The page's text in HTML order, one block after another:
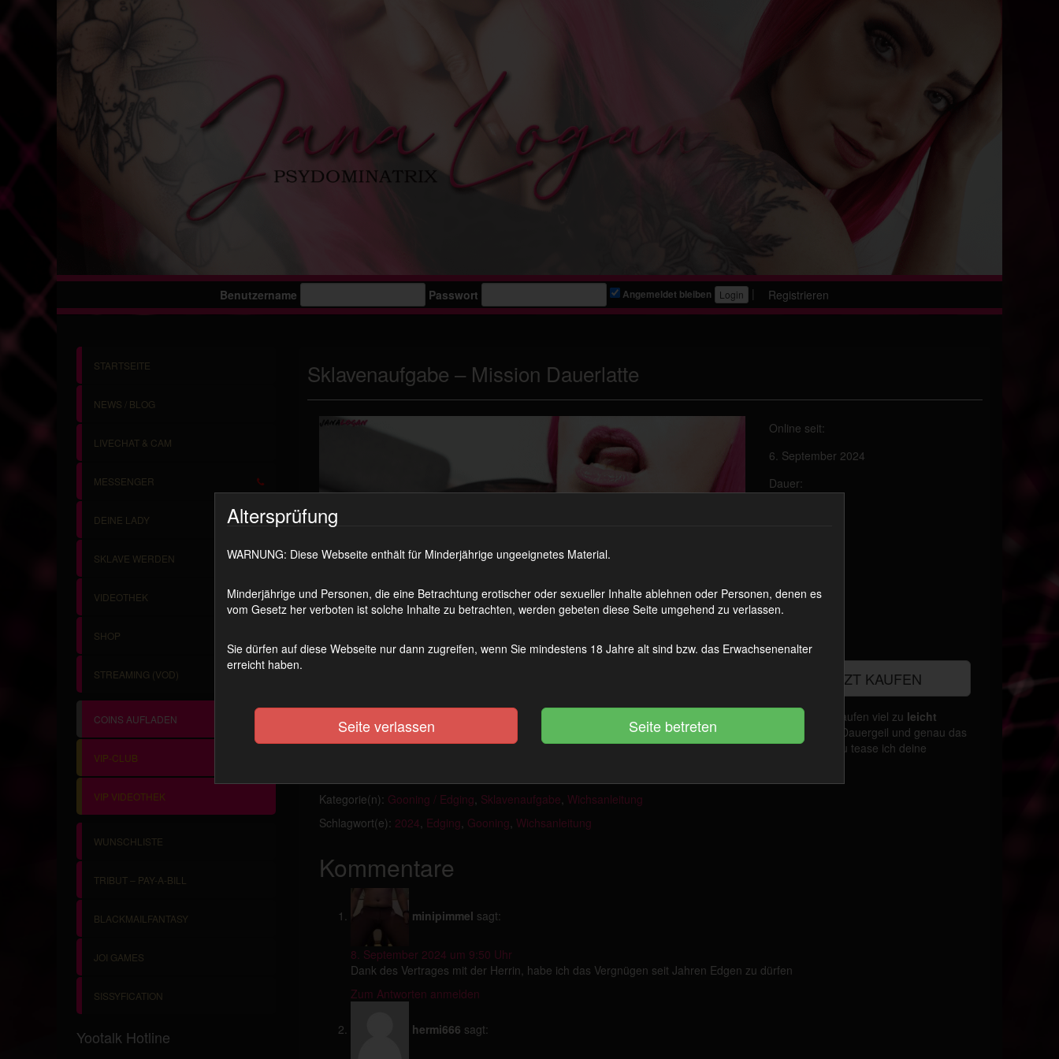
Benutzername Passwort Angemeldet bleiben | Registrieren
STARTSEITE
NEWS / BLOG
LIVECHAT & CAM
MESSENGER
DEINE LADY
SKLAVE WERDEN
VIDEOTHEK
SHOP
STREAMING (VOD)
COINS AUFLADEN
VIP-CLUB
VIP VIDEOTHEK
WUNSCHLISTE
TRIBUT – PAY-A-BILL
BLACKMAILFANTASY
JOI GAMES
SISSYFICATION
Yootalk Hotline
Sklavenaufgabe – Mission Dauerlatte
Online seit:
6. September 2024
Dauer:
Cashback Ø:
JETZT KAUFEN
? Not-geil? Kein Wunder, die Temperaturen sind heiß und die Ladies laufen viel zu leicht
bekleidetdraußen herum. Kurze Röcke, Kleider, Ausschnitt, viel Haut usw.Dein Schwänzchen steht auf Dauergeil und genau das
ist die heutigeMission: Dauerlattebis zum Tagesende! Wie das abläuft erkläre ich dir im Video und dazu tease ich deine
Kategorie(n): Gooning / Edging, Sklavenaufgabe, Wichsanleitung
Schlagwort(e): 2024, Edging, Gooning, Wichsanleitung
Kommentare
minipimmel sagt:
8. September 2024 um 9:50 Uhr
Dank des Vertrages mit der Herrin, habe ich das Vergnügen seit Jahren Edgen zu dürfen
Zum Antworten anmelden
hermi666 sagt:
Altersprüfung
WARNUNG: Diese Webseite enthält für Minderjährige ungeeignetes Material.
Minderjährige und Personen, die eine Betrachtung erotischer oder sexueller Inhalte ablehnen oder Personen, denen es
vom Gesetz her verboten ist solche Inhalte zu betrachten, werden gebeten diese Seite umgehend zu verlassen.
Sie dürfen auf diese Webseite nur dann zugreifen, wenn Sie mindestens 18 Jahre alt sind bzw. das Erwachsenenalter
erreicht haben.
Seite verlassen